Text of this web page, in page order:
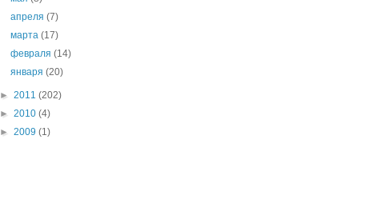
апреля(7)
марта(17)
февраля(14)
января(20)
► 2011 (202)
► 2010 (4)
► 2009 (1)